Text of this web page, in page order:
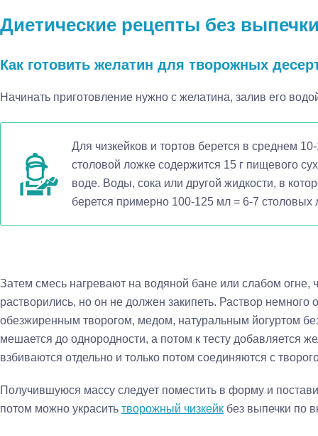
Диетические рецепты без
Как готовить желатин для творожных
Начинать приготовление нужно с желатина, залив его
Для чизкейков и тортов берется в среднем
столовой ложке содержится 15 г пищевого
воде. Воды, сока или другой жидкости, в
берется примерно 100-125 мл = 6-7 столовых
Затем смесь нагревают на водяной бане или слабом огне,
растворились, но он не должен закипеть. Раствор немного
обезжиренным творогом, медом, натуральным йогуртом
мешается до однородности, а потом к тесту добавляется
взбиваются отдельно и только потом соединяются с
Получившуюся массу следует поместить в форму и
потом можно украсить творожный чизкейк без выпечки по